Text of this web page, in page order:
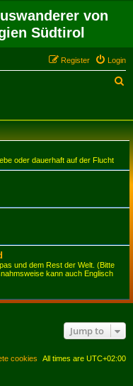
von
Südtirol
Login
Register
oder dauerhaft auf der Flucht
und dem Rest der Welt. (Bitte
kann auch Englisch
Jump to
All times are UTC+02:00
cookies